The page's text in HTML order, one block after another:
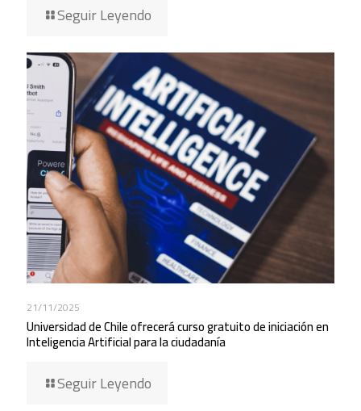
Seguir Leyendo
21/11/2025
Universidad de Chile ofrecerá curso gratuito de iniciación en
Inteligencia Artificial para la ciudadanía
Seguir Leyendo